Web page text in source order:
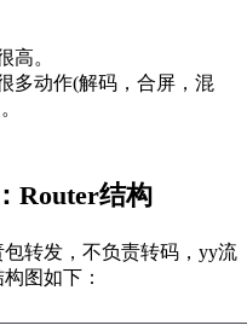
高。
多动作(解码，合屏，混
Router结构
转发，不负责转码，yy流
图如下：